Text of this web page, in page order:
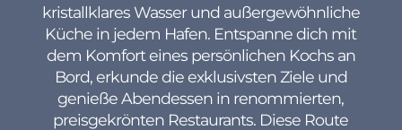
kristallklares Wasser und außergewöhnliche
Küche in jedem Hafen. Entspanne dich mit
dem Komfort eines persönlichen Kochs an
Bord, erkunde die exklusivsten Ziele und
genieße Abendessen in renommierten,
preisgekrönten Restaurants. Diese Route